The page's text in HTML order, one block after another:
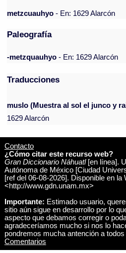
metzcuauhyo- En: 1629 Alarcón
Paleografía
-metzquauhyo - En: 1629 Alarcón
Traducciones
muslo (Muestra al sol el junco y
1629 Alarcón
Contacto
¿Cómo citar este recurso web?
Gran Diccionario Náhuatl[en línea].
Autónoma de México [Ciudad
[ref del 06-08-2026]. Disponible en la
<http://www.gdn.unam.mx>
Importante: Estimado usuario,
sitio aún sigue en desarrollo por lo
aspecto que debamos corregir o
agradeceríamos mucho si nos lo
pondremos mucha antención a
Comentarios